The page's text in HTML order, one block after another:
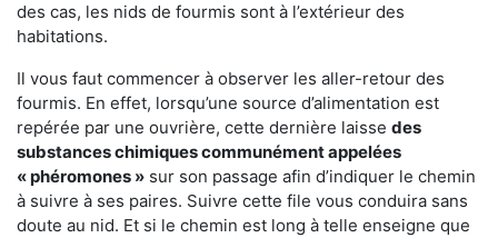
des cas, les nids de fourmis sont à l’extérieur des
habitations.
Il vous faut commencer à observer les aller-retour des
fourmis. En effet, lorsqu’une source d’alimentation est
repérée par une ouvrière, cette dernière laisse des
substances chimiques communément appelées
« phéromones » sur son passage afin d’indiquer le chemin
à suivre à ses paires. Suivre cette file vous conduira sans
doute au nid. Et si le chemin est long à telle enseigne que